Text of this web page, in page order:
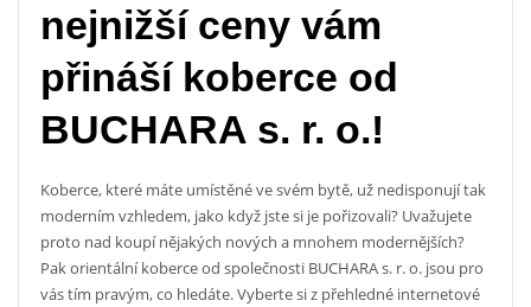
nejnižší ceny vám
přináší koberce od
BUCHARA s. r. o.!
Koberce, které máte umístěné ve svém bytě, už nedisponují tak
moderním vzhledem, jako když jste si je pořizovali? Uvažujete
proto nad koupí nějakých nových a mnohem modernějších?
Pak orientální koberce od společnosti BUCHARA s. r. o. jsou pro
vás tím pravým, co hledáte. Vyberte si z přehledné internetové